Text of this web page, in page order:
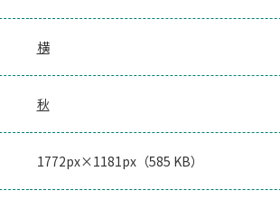
横
秋
1772px×1181px（585 KB）